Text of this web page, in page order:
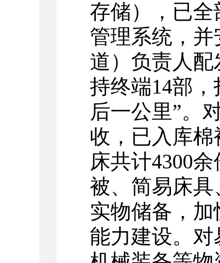
存储），已
管理系统，
道）负责人配
持终端14部
后一公里”。
收， 已入库棉
床共计4300余
被、简易床
实物储备，
能力建设。对